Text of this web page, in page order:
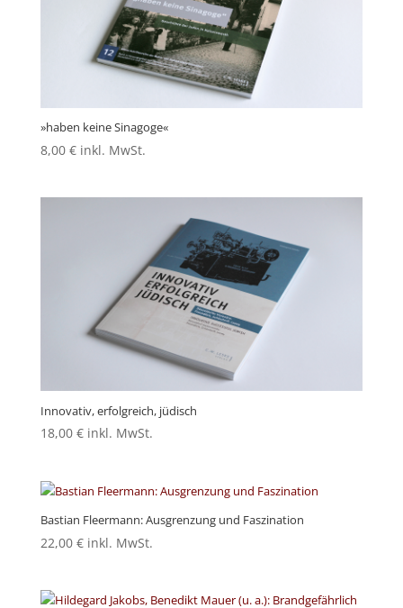
»haben keine Sinagoge«
8,00 € inkl. MwSt.
Innovativ, erfolgreich, jüdisch
18,00 € inkl. MwSt.
Bastian Fleermann: Ausgrenzung und Faszination
22,00 € inkl. MwSt.